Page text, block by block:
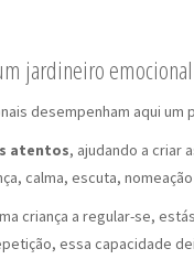
jardineiro emocional
desempenham aqui um
atentos, ajudando a criar
calma, escuta,
criança a regular-se,
essa capacidade